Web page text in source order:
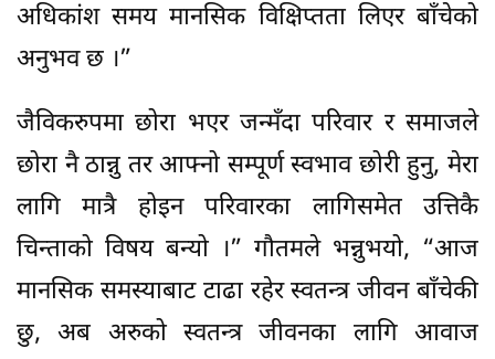
अधिकांश समय मानसिक विक्षिप्तता लिएर बाँचेको
अनुभव छ ।”
जैविकरुपमा छोरा भएर जन्मँदा परिवार र समाजले
छोरा नै ठान्नु तर आफ्नो सम्पूर्ण स्वभाव छोरी हुनु, मेरा
लागि मात्रै होइन परिवारका लागिसमेत उत्तिकै
चिन्ताको विषय बन्यो ।” गौतमले भन्नुभयो, “आज
मानसिक समस्याबाट टाढा रहेर स्वतन्त्र जीवन बाँचेकी
छु, अब अरुको स्वतन्त्र जीवनका लागि आवाज